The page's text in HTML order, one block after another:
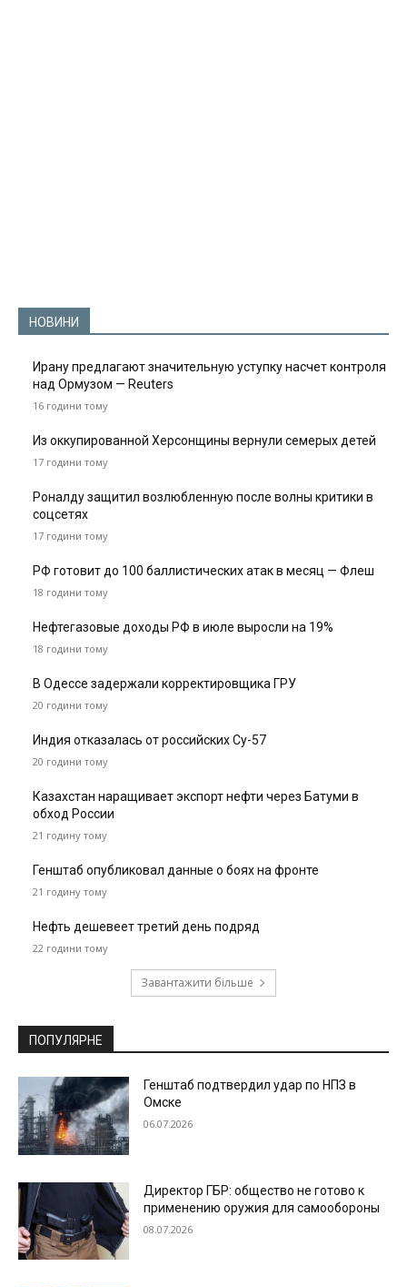
НОВИНИ
Ирану предлагают значительную уступку насчет контроля
над Ормузом — Reuters
16 години тому
Из оккупированной Херсонщины вернули семерых детей
17 години тому
Роналду защитил возлюбленную после волны критики в
соцсетях
17 години тому
РФ готовит до 100 баллистических атак в месяц — Флеш
18 години тому
Нефтегазовые доходы РФ в июле выросли на 19%
18 години тому
В Одессе задержали корректировщика ГРУ
20 години тому
Индия отказалась от российских Су-57
20 години тому
Казахстан наращивает экспорт нефти через Батуми в
обход России
21 годину тому
Генштаб опубликовал данные о боях на фронте
21 годину тому
Нефть дешевеет третий день подряд
22 години тому
Завантажити більше
ПОПУЛЯРНЕ
Генштаб подтвердил удар по НПЗ в
Омске
06.07.2026
Директор ГБР: общество не готово к
применению оружия для самообороны
08.07.2026